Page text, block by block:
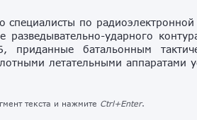
специалисты по
разведывательно-ударного
приданные батальонным
летательными аппаратами
текста и нажмите Ctrl+Enter.